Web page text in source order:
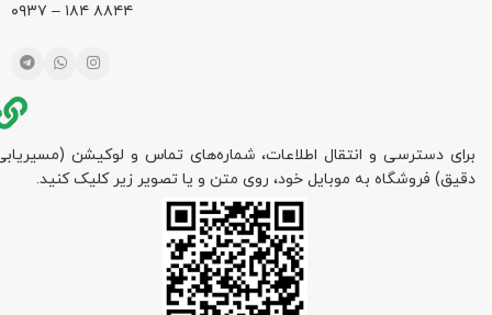
۸۸۴۴ ۱۸۴ – ۰۹۳۷
برای دسترسی و انتقال اطلاعات، شماره‌های تماس و لوکیشن
دقیق) فروشگاه به موبایل خود، روی متن و یا تصویر زیر کلیک کنید.